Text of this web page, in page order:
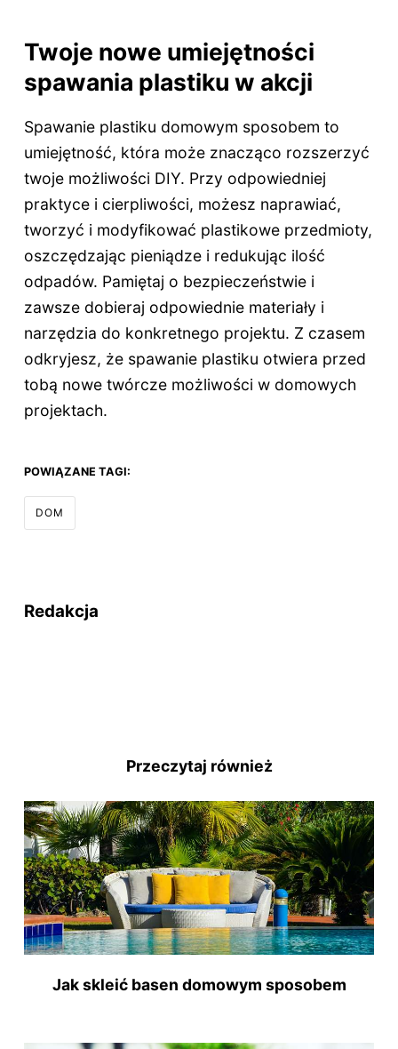
Twoje nowe umiejętności
spawania plastiku w akcji
Spawanie plastiku domowym sposobem to
umiejętność, która może znacząco rozszerzyć
twoje możliwości DIY. Przy odpowiedniej
praktyce i cierpliwości, możesz naprawiać,
tworzyć i modyfikować plastikowe przedmioty,
oszczędzając pieniądze i redukując ilość
odpadów. Pamiętaj o bezpieczeństwie i
zawsze dobieraj odpowiednie materiały i
narzędzia do konkretnego projektu. Z czasem
odkryjesz, że spawanie plastiku otwiera przed
tobą nowe twórcze możliwości w domowych
projektach.
POWIĄZANE TAGI:
DOM
Redakcja
Przeczytaj również
Jak skleić basen domowym sposobem